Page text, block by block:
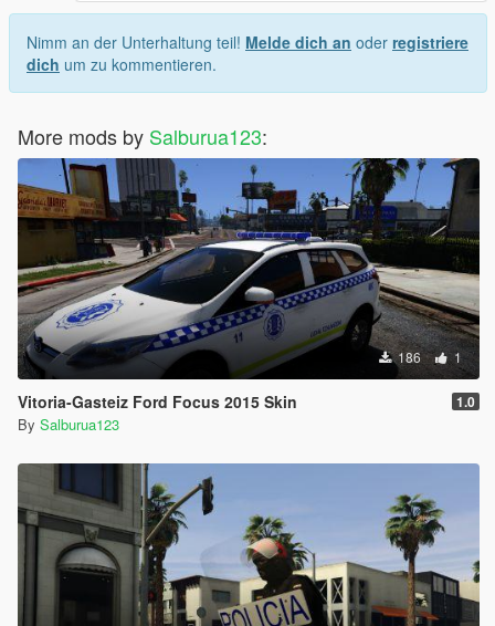
Nimm an der Unterhaltung teil! Melde dich an oder registriere
dich um zu kommentieren.
More mods by Salburua123:
186 1
Vitoria-Gasteiz Ford Focus 2015 Skin 1.0
By Salburua123